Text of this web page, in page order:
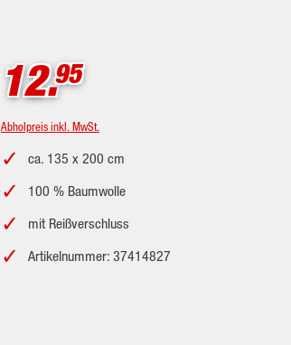
12.95
Abholpreis inkl. MwSt.
ca. 135 x 200 cm
100 % Baumwolle
mit Reißverschluss
Artikelnummer: 37414827